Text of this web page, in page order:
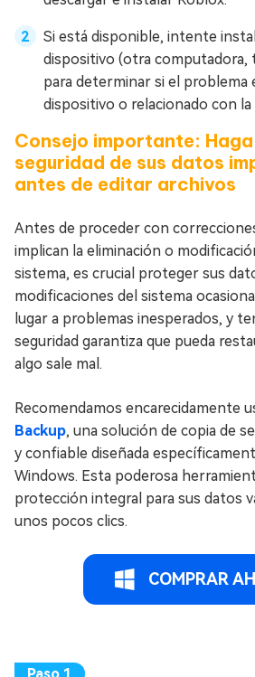
Si está disponible, intente
dispositivo (otra
para determinar si el problema
dispositivo o relacionado con la
Consejo importante:
seguridad de sus datos
antes de editar archivos
Antes de proceder con
implican la eliminación o
sistema, es crucial proteger sus
modificaciones del sistema
lugar a problemas inesperados, y
seguridad garantiza que pueda
algo sale mal.
Recomendamos encarecidamente
Backup, una solución de copia de
y confiable diseñada
Windows. Esta poderosa
protección integral para sus datos
unos pocos clics.
COMPRAR